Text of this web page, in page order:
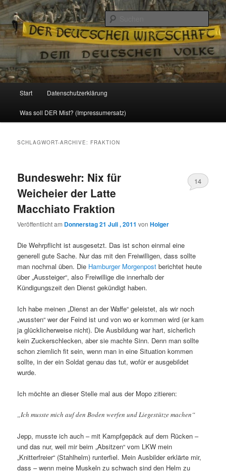
Reizzentrum
Politik, Wirtschaft, Soziales und Gesellschaft
Zum
Inhalt
Zum
sekundären
Start Datenschutzerklärung
Was soll DER Mist? (Impressumersatz)
SCHLAGWORT-ARCHIVE: FRAKTION
Bundeswehr: Nix für
Weicheier der Latte
Macchiato Fraktion
Veröffentlicht am Donnerstag 21 Juli , 2011 vonHolger
14
Die Wehrpflicht ist ausgesetzt. Das ist schon einmal eine
generell gute Sache. Nur das mit den Freiwilligen, dass sollte
man nochmal üben. Die Hamburger Morgenpost berichtet heute
über „Aussteiger“, also Freiwillige die innerhalb der
Kündigungszeit den Dienst gekündigt haben.
Ich habe meinen „Dienst an der Waffe“ geleistet, als wir noch
„wussten“ wer der Feind ist und von wo er kommen wird (er kam
ja glücklicherweise nicht). Die Ausbildung war hart, sicherlich
kein Zuckerschlecken, aber sie machte Sinn. Denn man sollte
schon ziemlich fit sein, wenn man in eine Situation kommen
sollte, in der ein Soldat genau das tut, wofür er ausgebildet
wurde.
Ich möchte an dieser Stelle mal aus der Mopo zitieren:
„Ich musste mich auf den Boden werfen und Liegestütze machen“
Jepp, musste ich auch – mit Kampfgepäck auf dem Rücken –
und das nur, weil mir beim „Absitzen“ vom LKW mein
„Knitterfreier“ (Stahlhelm) runterfiel. Mein Ausbilder erklärte mir,
dass – wenn meine Muskeln zu schwach sind den Helm zu